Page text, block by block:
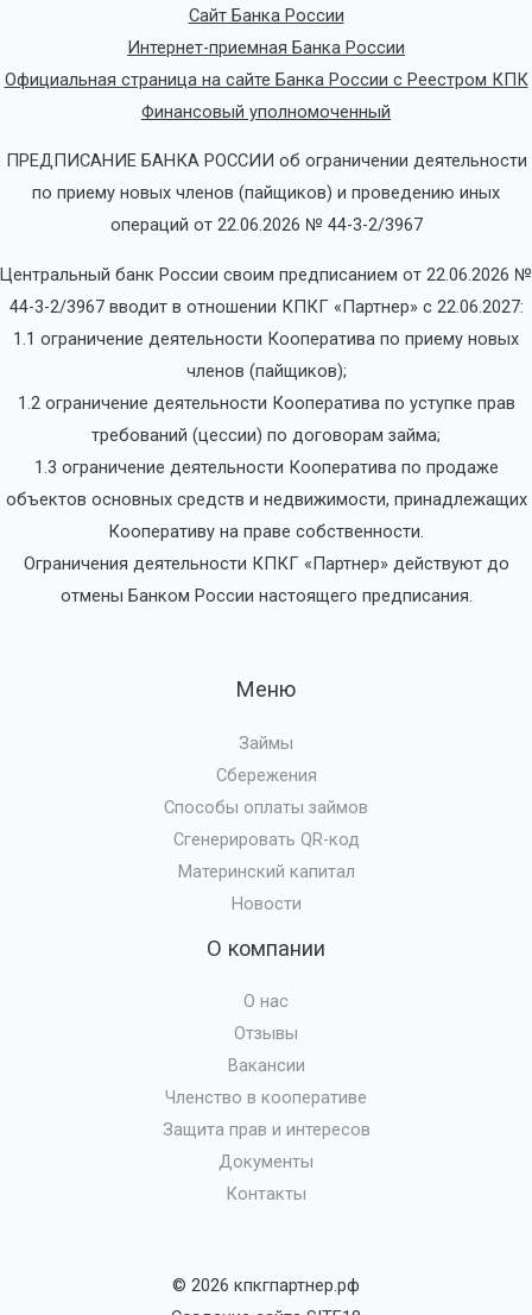
Сайт Банка России
Интернет-приемная Банка России
Официальная страница на сайте Банка России с Реестром КПК
Финансовый уполномоченный
ПРЕДПИСАНИЕ БАНКА РОССИИ об ограничении деятельности
по приему новых членов (пайщиков) и проведению иных
операций от 22.06.2026 № 44-3-2/3967
Центральный банк России своим предписанием от 22.06.2026 №
44-3-2/3967 вводит в отношении КПКГ «Партнер» с 22.06.2027:
1.1 ограничение деятельности Кооператива по приему новых
членов (пайщиков);
1.2 ограничение деятельности Кооператива по уступке прав
требований (цессии) по договорам займа;
1.3 ограничение деятельности Кооператива по продаже
объектов основных средств и недвижимости, принадлежащих
Кооперативу на праве собственности.
Ограничения деятельности КПКГ «Партнер» действуют до
отмены Банком России настоящего предписания.
Меню
Займы
Сбережения
Способы оплаты займов
Сгенерировать QR-код
Материнский капитал
Новости
О компании
О нас
Отзывы
Вакансии
Членство в кооперативе
Защита прав и интересов
Документы
Контакты
© 2026 кпкгпартнер.рф